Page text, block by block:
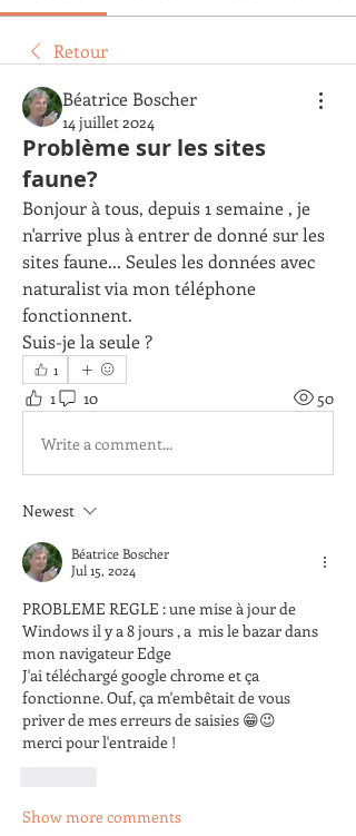
Retour
Béatrice Boscher
14 juillet 2024
Problème sur les sites
faune?
Bonjour à tous, depuis 1 semaine , je
n'arrive plus à entrer de donné sur les
sites faune... Seules les données avec
naturalist via mon téléphone
fonctionnent.
Suis-je la seule ?
1
1 10 50
Write a comment...
Newest
Béatrice Boscher
Jul 15, 2024
PROBLEME REGLE : une mise à jour de
Windows il y a 8 jours , a  mis le bazar dans
mon navigateur Edge
J'ai téléchargé google chrome et ça
fonctionne. Ouf, ça m'embêtait de vous
priver de mes erreurs de saisies 😁😉
merci pour l'entraide !
Show more comments